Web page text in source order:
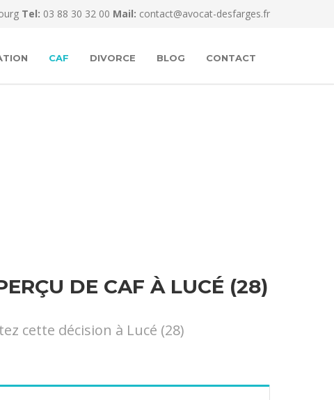
Tel: 03 88 30 32 00 Mail: contact@avocat-desfarges.fr
CAF DIVORCE BLOG CONTACT
DE CAF À LUCÉ (28)
cette décision à Lucé (28)